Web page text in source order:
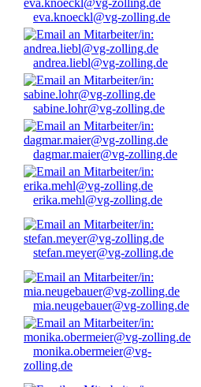
eva.knoeckl@vg-zolling.de
andrea.liebl@vg-zolling.de
sabine.lohr@vg-zolling.de
dagmar.maier@vg-zolling.de
erika.mehl@vg-zolling.de
stefan.meyer@vg-zolling.de
mia.neugebauer@vg-zolling.de
monika.obermeier@vg-
zolling.de